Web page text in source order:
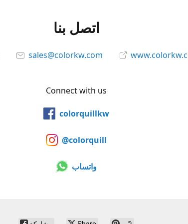
اتصل بنا
sales@colorkw.com
Connect with us
colorquillkw
@colorquill
واتساب